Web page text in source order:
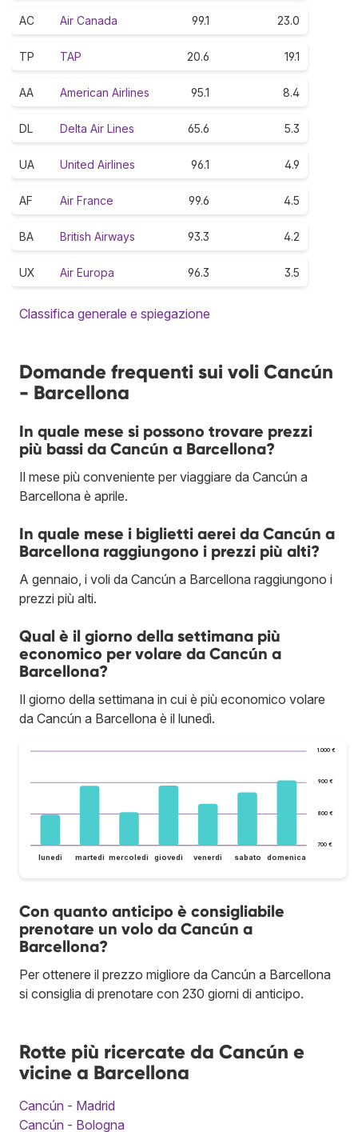
AC Air Canada 99.1 23.0
TP TAP 20.6 19.1
AA American Airlines 95.1 8.4
DL Delta Air Lines 65.6 5.3
UA United Airlines 96.1 4.9
AF Air France 99.6 4.5
BA British Airways 93.3 4.2
UX Air Europa 96.3 3.5
Classifica generale e spiegazione
Domande frequenti sui voli Cancún
- Barcellona
In quale mese si possono trovare prezzi
più bassi da Cancún a Barcellona?
Il mese più conveniente per viaggiare da Cancún a
Barcellona è aprile.
In quale mese i biglietti aerei da Cancún a
Barcellona raggiungono i prezzi più alti?
A gennaio, i voli da Cancún a Barcellona raggiungono i
prezzi più alti.
Qual è il giorno della settimana più
economico per volare da Cancún a
Barcellona?
Il giorno della settimana in cui è più economico volare
da Cancún a Barcellona è il lunedì.
700 €
800 €
900 €
1.000 €
lunedì martedì mercoledì giovedì venerdì sabato domenica
Con quanto anticipo è consigliabile
prenotare un volo da Cancún a
Barcellona?
Per ottenere il prezzo migliore da Cancún a Barcellona
si consiglia di prenotare con 230 giorni di anticipo.
Rotte più ricercate da Cancún e
vicine a Barcellona
Cancún - Madrid
Cancún - Bologna